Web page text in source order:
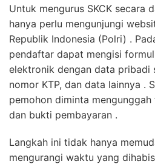
Untuk mengurus SKCK secara
hanya perlu mengunjungi
Republik Indonesia (Polri) .
pendaftar dapat mengisi
elektronik dengan data pribadi
nomor KTP, dan data lainnya .
pemohon diminta
dan bukti pembayaran .
Langkah ini tidak hanya
mengurangi waktu yang